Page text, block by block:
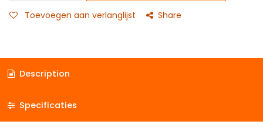
Toevoegen aan verlanglijst Share
Description
Specificaties